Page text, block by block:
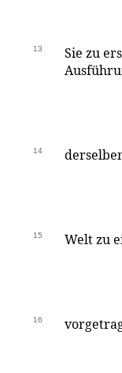
13
Sie zu
14
15 Welt zu
16